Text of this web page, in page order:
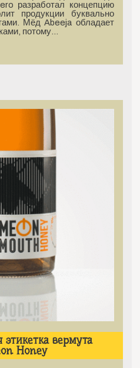
разработал концепцию
продукции буквально
Мёд Abeeja обладает
потому…
вермута
Honey